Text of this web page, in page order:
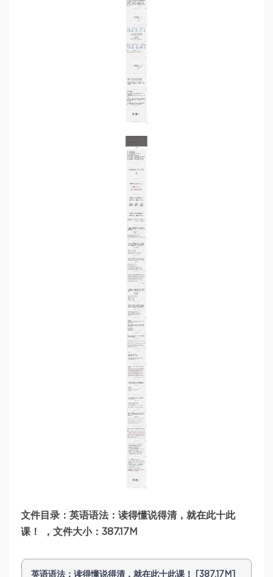
文件目录：英语语法：读得懂说得清，就在此十此
课！ ，文件大小：387.17M
英语语法：读得懂说得清，就在此十此课！ [387.17M]